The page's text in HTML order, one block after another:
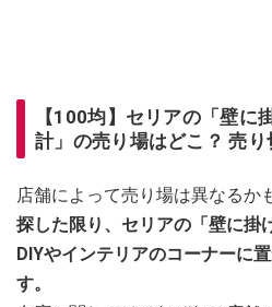
【100均】セリアの「壁に
計」の売り場はどこ？ 売り
店舗によって売り場は異なるか
探した限り、セリアの「壁に掛
DIYやインテリアのコーナーに
す。